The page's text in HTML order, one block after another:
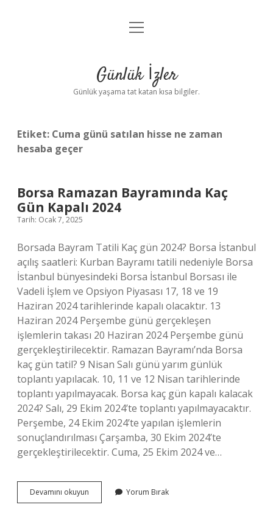
Anasayfa
Yasal Uyarı
menüyü
Günlük İzler
Günlük yaşama tat katan kısa bilgiler.
Etiket: Cuma günü satılan hisse ne zaman
hesaba geçer
Borsa Ramazan Bayramında Kaç
Gün Kapalı 2024
Tarih: Ocak 7, 2025
Borsada Bayram Tatili Kaç gün 2024? Borsa İstanbul
açılış saatleri: Kurban Bayramı tatili nedeniyle Borsa
İstanbul bünyesindeki Borsa İstanbul Borsası ile
Vadeli İşlem ve Opsiyon Piyasası 17, 18 ve 19
Haziran 2024 tarihlerinde kapalı olacaktır. 13
Haziran 2024 Perşembe günü gerçekleşen
işlemlerin takası 20 Haziran 2024 Perşembe günü
gerçekleştirilecektir. Ramazan Bayramı’nda Borsa
kaç gün tatil? 9 Nisan Salı günü yarım günlük
toplantı yapılacak. 10, 11 ve 12 Nisan tarihlerinde
toplantı yapılmayacak. Borsa kaç gün kapalı kalacak
2024? Salı, 29 Ekim 2024’te toplantı yapılmayacaktır.
Perşembe, 24 Ekim 2024’te yapılan işlemlerin
sonuçlandırılması Çarşamba, 30 Ekim 2024’te
gerçekleştirilecektir. Cuma, 25 Ekim 2024 ve…
Devamını okuyun
Ramazan
Yorum Bırak